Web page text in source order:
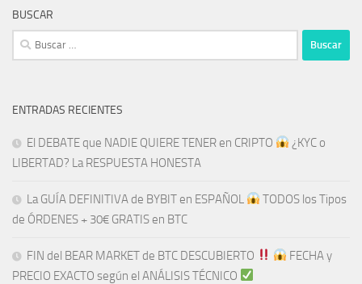
BUSCAR
Buscar:
ENTRADAS RECIENTES
El DEBATE que NADIE QUIERE TENER en CRIPTO
¿KYC o
LIBERTAD? La RESPUESTA HONESTA
La GUÍA DEFINITIVA de BYBIT en ESPAÑOL
TODOS los Tipos
de ÓRDENES + 30€ GRATIS en BTC
FIN del BEAR MARKET de BTC DESCUBIERTO
FECHA y
PRECIO EXACTO según el ANÁLISIS TÉCNICO